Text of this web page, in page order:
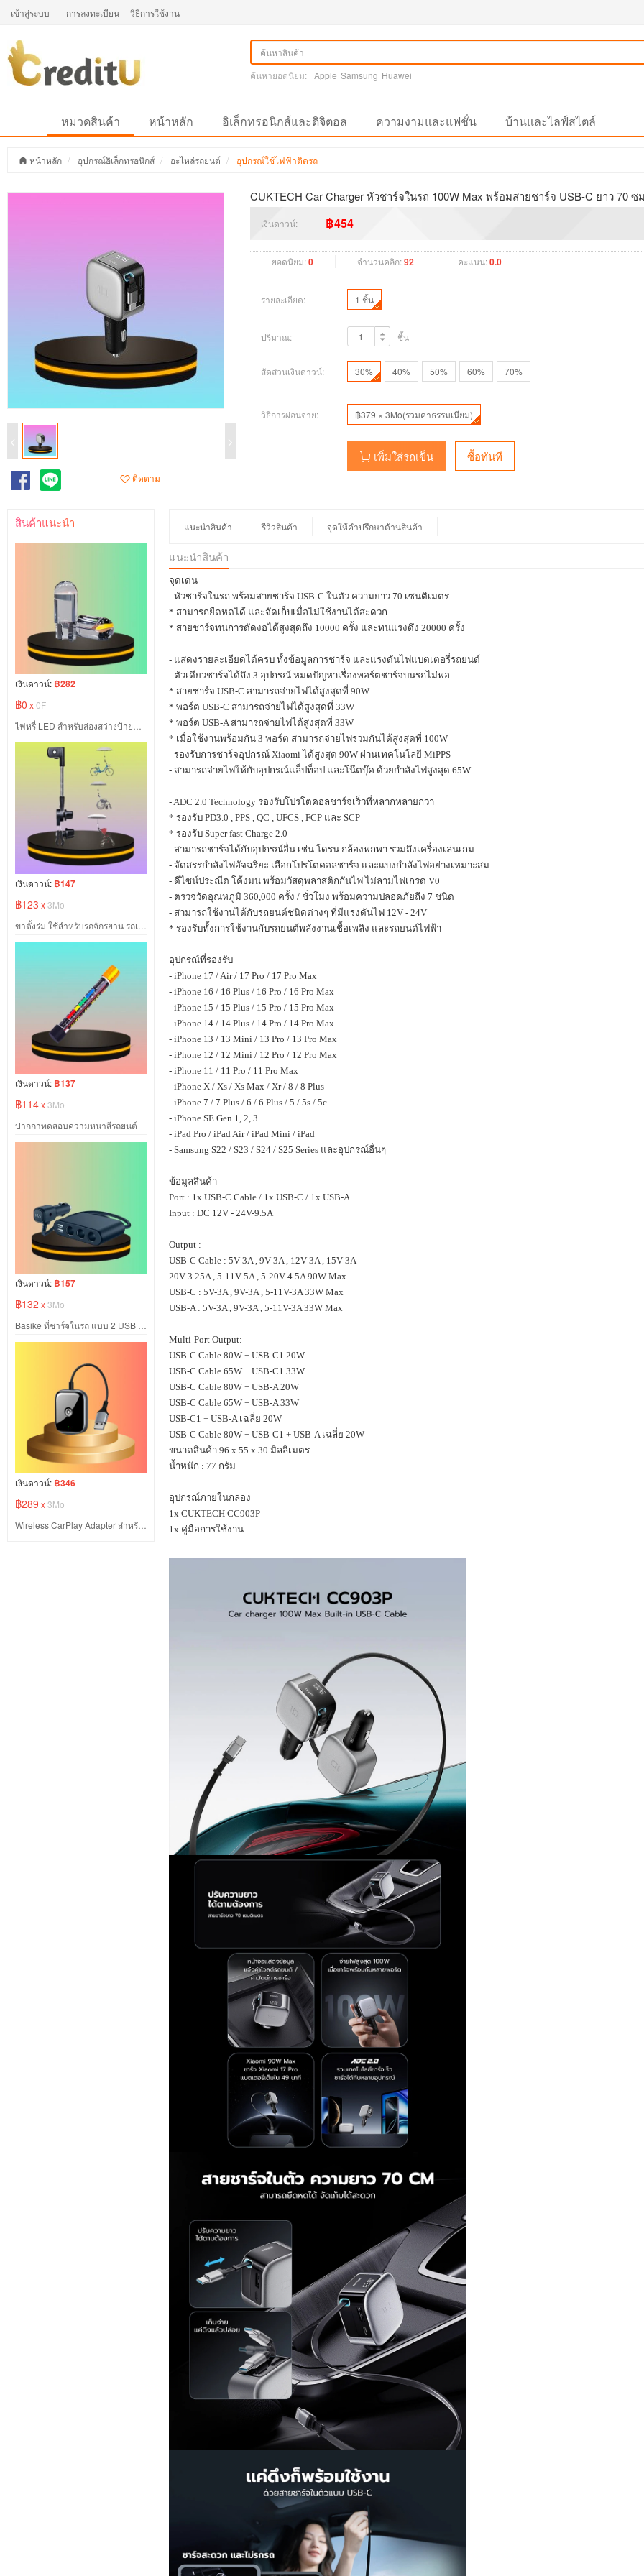
เข้าสู่ระบบ การลงทะเบียน วิธีการใช้งาน
ค้นหายอดนิยม: Apple Samsung Huawei
หมวดสินค้า หน้าหลัก อิเล็กทรอนิกส์และดิจิตอล ความงามและแฟชั่น บ้านและไลฟ์สไตล์
หน้าหลัก อุปกรณ์อิเล็กทรอนิกส์ อะไหล่รถยนต์ อุปกรณ์ใช้ไฟฟ้าติดรถ
ติดตาม
CUKTECH Car Charger หัวชาร์จในรถ 100W Max พร้อมสายชาร์จ USB-C ยาว 70 ซ
เงินดาวน์: ฿454
ยอดนิยม:0 จำนวนคลิก:92 คะแนน:0.0
รายละเอียด: 1 ชิ้น
ปริมาณ: ชิ้น
สัดส่วนเงินดาวน์: 30% 40% 50% 60% 70%
วิธีการผ่อนจ่าย: ฿379 × 3Mo(รวมค่าธรรมเนียม)
เพิ่มใส่รถเข็น ซื้อทันที
สินค้าแนะนำ
เงินดาวน์: ฿282
฿0 x0F
เงินดาวน์: ฿147
฿123 x3Mo
เงินดาวน์: ฿137
฿114x3Mo
ปากกาทดสอบความหนาสีรถยนต์
เงินดาวน์: ฿157
฿132 x3Mo
เงินดาวน์: ฿346
฿289 x3Mo
แนะนำสินค้า รีวิวสินค้า จุดให้คำปรึกษาด้านสินค้า
แนะนำสินค้า
จุดเด่น
- หัวชาร์จในรถ พร้อมสายชาร์จ USB-C ในตัว ความยาว 70 เซนติเมตร
* สามารถยืดหดได้ และจัดเก็บเมื่อไม่ใช้งานได้สะดวก
* สายชาร์จทนการดัดงอได้สูงสุดถึง 10000 ครั้ง และทนแรงดึง 20000 ครั้ง
- แสดงรายละเอียดได้ครบ ทั้งข้อมูลการชาร์จ และแรงดันไฟแบตเตอรี่รถยนต์
- ตัวเดียวชาร์จได้ถึง 3 อุปกรณ์ หมดปัญหาเรื่องพอร์ตชาร์จบนรถไม่พอ
* สายชาร์จ USB-C สามารถจ่ายไฟได้สูงสุดที่ 90W
* พอร์ต USB-C สามารถจ่ายไฟได้สูงสุดที่ 33W
* พอร์ต USB-A สามารถจ่ายไฟได้สูงสุดที่ 33W
* เมื่อใช้งานพร้อมกัน 3 พอร์ต สามารถจ่ายไฟรวมกันได้สูงสุดที่ 100W
- รองรับการชาร์จอุปกรณ์ Xiaomi ได้สูงสุด 90W ผ่านเทคโนโลยี MiPPS
- สามารถจ่ายไฟให้กับอุปกรณ์แล็ปท็อป และโน๊ตบุ๊ค ด้วยกำลังไฟสูงสุด 65W
- ADC 2.0 Technology รองรับโปรโตคอลชาร์จเร็วที่หลากหลายกว่า
* รองรับ PD3.0 , PPS , QC , UFCS , FCP และ SCP
* รองรับ Super fast Charge 2.0
- สามารถชาร์จได้กับอุปกรณ์อื่น เช่น โดรน กล้องพกพา รวมถึงเครื่องเล่นเกม
- จัดสรรกำลังไฟอัจฉริยะ เลือกโปรโตคอลชาร์จ และแบ่งกำลังไฟอย่างเหมาะสม
- ดีไซน์ประณีต โค้งมน พร้อมวัสดุพลาสติกกันไฟ ไม่ลามไฟเกรด V0
- ตรวจวัดอุณหภูมิ 360,000 ครั้ง / ชั่วโมง พร้อมความปลอดภัยถึง 7 ชนิด
- สามารถใช้งานได้กับรถยนต์ชนิดต่างๆ ที่มีแรงดันไฟ 12V - 24V
* รองรับทั้งการใช้งานกับรถยนต์พลังงานเชื้อเพลิง และรถยนต์ไฟฟ้า
อุปกรณ์ที่รองรับ
- iPhone 17 / Air / 17 Pro / 17 Pro Max
- iPhone 16 / 16 Plus / 16 Pro / 16 Pro Max
- iPhone 15 / 15 Plus / 15 Pro / 15 Pro Max
- iPhone 14 / 14 Plus / 14 Pro / 14 Pro Max
- iPhone 13 / 13 Mini / 13 Pro / 13 Pro Max
- iPhone 12 / 12 Mini / 12 Pro / 12 Pro Max
- iPhone 11 / 11 Pro / 11 Pro Max
- iPhone X / Xs / Xs Max / Xr / 8 / 8 Plus
- iPhone 7 / 7 Plus / 6 / 6 Plus / 5 / 5s / 5c
- iPhone SE Gen 1, 2, 3
- iPad Pro / iPad Air / iPad Mini / iPad
- Samsung S22 / S23 / S24 / S25 Series และอุปกรณ์อื่นๆ
ข้อมูลสินค้า
Port : 1x USB-C Cable / 1x USB-C / 1x USB-A
Input : DC 12V - 24V-9.5A
Output :
USB-C Cable : 5V-3A , 9V-3A , 12V-3A , 15V-3A
20V-3.25A , 5-11V-5A , 5-20V-4.5A 90W Max
USB-C : 5V-3A , 9V-3A , 5-11V-3A 33W Max
USB-A : 5V-3A , 9V-3A , 5-11V-3A 33W Max
Multi-Port Output:
USB-C Cable 80W + USB-C1 20W
USB-C Cable 65W + USB-C1 33W
USB-C Cable 80W + USB-A 20W
USB-C Cable 65W + USB-A 33W
USB-C1 + USB-A เฉลี่ย 20W
USB-C Cable 80W + USB-C1 + USB-A เฉลี่ย 20W
ขนาดสินค้า 96 x 55 x 30 มิลลิเมตร
น้ำหนัก : 77 กรัม
อุปกรณ์ภายในกล่อง
1x CUKTECH CC903P
1x คู่มือการใช้งาน